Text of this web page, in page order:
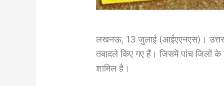
लखनऊ, 13 जुलाई (आईएएनएस)। उत्तर
तबादले किए गए हैं। जिसमें पांच जिलों के
शामिल है।